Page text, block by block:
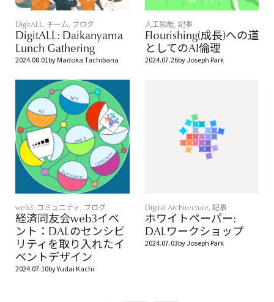
DigitALL , チーム, ブログ
DigitALL: Daikanyama
Lunch Gathering
2024.08.01byMadoka Tachibana
人工知能, 記事
Flourishing(成長)への道
としてのAI倫理
2024.07.26byJoseph Park
web3, コミュニティ , ブログ
経済同友会web3イベ
ント：DALのセンシビ
リティを取り入れたイ
ベントデザイン
2024.07.10byYudai Kachi
Digital Architecture, 記事
ホワイトペーパー:
DALワークショップ
2024.07.03byJoseph Park